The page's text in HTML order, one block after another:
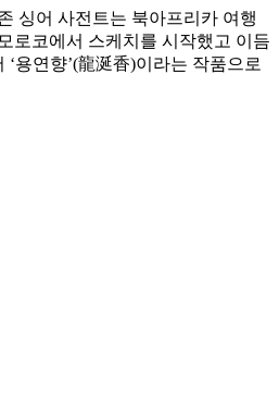
싱어 사전트는 북아프리카 여행
로코에서 스케치를 시작했고 이듬
용연향’(龍涎香)이라는 작품으로